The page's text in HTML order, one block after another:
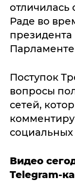
Раде во
Парламенте
Поступок
вопросы
сетей,
социальных
Видео
Telegram-